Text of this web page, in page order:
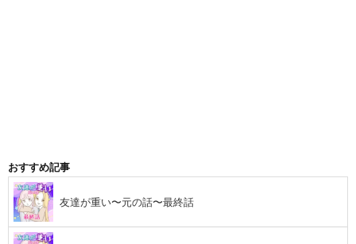
おすすめ記事
友達が重い〜元の話〜最終話